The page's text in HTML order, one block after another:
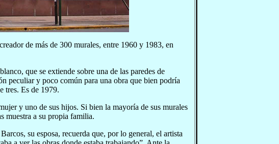
de más de 300 murales, entre 1960 y 1983, en
que se extiende sobre una de las paredes de
peculiar y poco común para una obra que bien podría
tres. Es de 1979.
y uno de sus hijos. Si bien la mayoría de sus murales
muestra a su propia familia.
su esposa, recuerda que, por lo general, el artista